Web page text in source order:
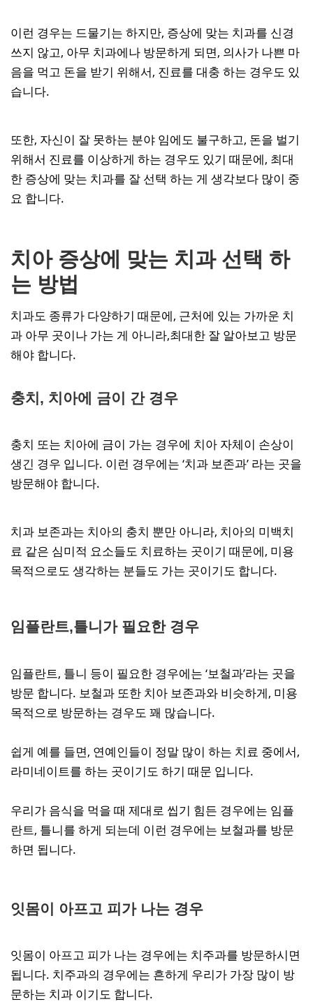
이런 경우는 드물기는 하지만, 증상에 맞는 치과를 신경
쓰지 않고, 아무 치과에나 방문하게 되면, 의사가 나쁜 마
음을 먹고 돈을 받기 위해서, 진료를 대충 하는 경우도 있
습니다.
또한, 자신이 잘 못하는 분야 임에도 불구하고, 돈을 벌기
위해서 진료를 이상하게 하는 경우도 있기 때문에, 최대
한 증상에 맞는 치과를 잘 선택 하는 게 생각보다 많이 중
요 합니다.
치아 증상에 맞는 치과 선택 하
는 방법
치과도 종류가 다양하기 때문에, 근처에 있는 가까운 치
과 아무 곳이나 가는 게 아니라,최대한 잘 알아보고 방문
해야 합니다.
충치, 치아에 금이 간 경우
충치 또는 치아에 금이 가는 경우에 치아 자체이 손상이
생긴 경우 입니다. 이런 경우에는 ‘치과 보존과’ 라는 곳을
방문해야 합니다.
치과 보존과는 치아의 충치 뿐만 아니라, 치아의 미백치
료 같은 심미적 요소들도 치료하는 곳이기 때문에, 미용
목적으로도 생각하는 분들도 가는 곳이기도 합니다.
임플란트,틀니가 필요한 경우
임플란트, 틀니 등이 필요한 경우에는 ‘보철과’라는 곳을
방문 합니다. 보철과 또한 치아 보존과와 비슷하게, 미용
목적으로 방문하는 경우도 꽤 많습니다.
쉽게 예를 들면, 연예인들이 정말 많이 하는 치료 중에서,
라미네이트를 하는 곳이기도 하기 때문 입니다.
우리가 음식을 먹을 때 제대로 씹기 힘든 경우에는 임플
란트, 틀니를 하게 되는데 이런 경우에는 보철과를 방문
하면 됩니다.
잇몸이 아프고 피가 나는 경우
잇몸이 아프고 피가 나는 경우에는 치주과를 방문하시면
됩니다. 치주과의 경우에는 흔하게 우리가 가장 많이 방
문하는 치과 이기도 합니다.